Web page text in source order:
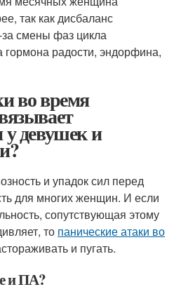
так как дисбаланс
за смены фаз цикла
гормона радости, эндорфина,
во время
девушек и
и упадок сил перед
для многих женщин. И если
сопутствующая этому
то панические атаки во
и пугать.
и ПА?